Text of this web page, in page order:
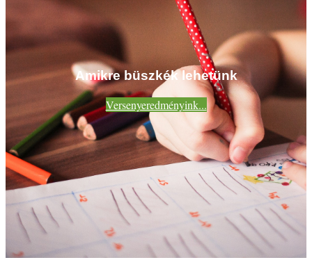
Amikre büszkék lehetünk
Versenyeredményink...